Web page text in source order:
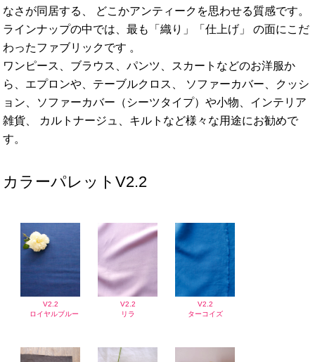
なさが同居する、 どこかアンティークを思わせる質感です。
ラインナップの中では、最も「織り」「仕上げ」 の面にこだ
わったファブリックです 。
ワンピース、ブラウス、パンツ、スカートなどのお洋服か
ら、エプロンや、テーブルクロス、 ソファーカバー、クッシ
ョン、ソファーカバー（シーツタイプ）や小物、インテリア
雑貨、 カルトナージュ、キルトなど様々な用途にお勧めで
す。
カラーパレットV2.2
V2.2
ロイヤルブルー
V2.2
リラ
V2.2
ターコイズ